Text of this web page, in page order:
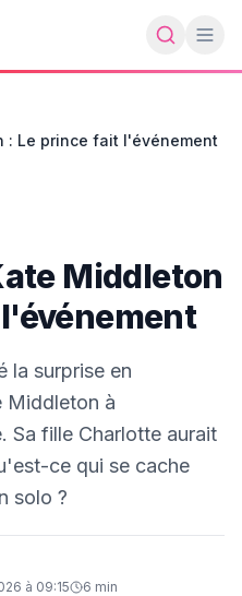
: Le prince fait l'événement
Middleton
la surprise en
Middleton à
Sa fille Charlotte aurait
ce qui se cache
solo ?
à 09:15 6 min